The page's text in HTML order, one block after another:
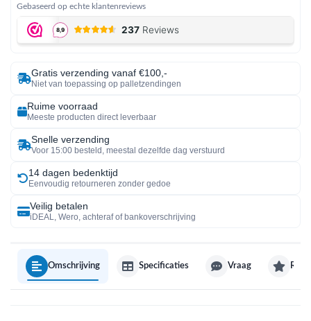
Gebaseerd op echte klantenreviews
Gratis verzending vanaf €100,-
Niet van toepassing op palletzendingen
Ruime voorraad
Meeste producten direct leverbaar
Snelle verzending
Voor 15:00 besteld, meestal dezelfde dag verstuurd
14 dagen bedenktijd
Eenvoudig retourneren zonder gedoe
Veilig betalen
iDEAL, Wero, achteraf of bankoverschrijving
Omschrijving Specificaties Vraag